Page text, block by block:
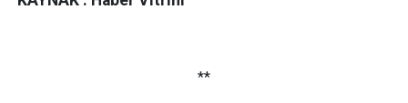
**